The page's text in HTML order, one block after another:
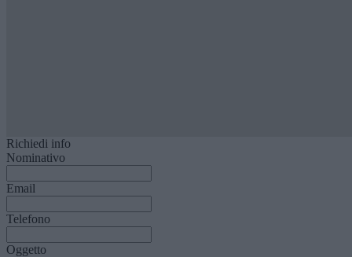
Richiedi info
Nominativo
Email
Telefono
Oggetto